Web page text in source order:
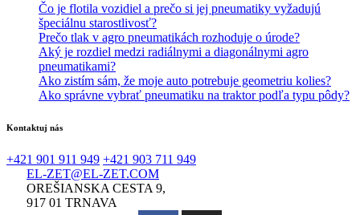
Čo je flotila vozidiel a prečo si jej pneumatiky vyžadujú
špeciálnu starostlivosť?
Prečo tlak v agro pneumatikách rozhoduje o úrode?
Aký je rozdiel medzi radiálnymi a diagonálnymi agro
pneumatikami?
Ako zistím sám, že moje auto potrebuje geometriu kolies?
Ako správne vybrať pneumatiku na traktor podľa typu pôdy?
Kontaktuj nás
+421 901 911 949 +421 903 711 949
EL-ZET@EL-ZET.COM
OREŠIANSKA CESTA 9,
917 01 TRNAVA